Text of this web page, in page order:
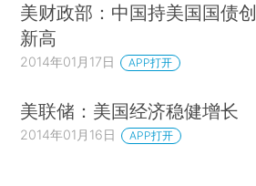
美财政部：中国持美国国债创
新高
2014年01月17日 APP打开
美联储：美国经济稳健增长
2014年01月16日 APP打开